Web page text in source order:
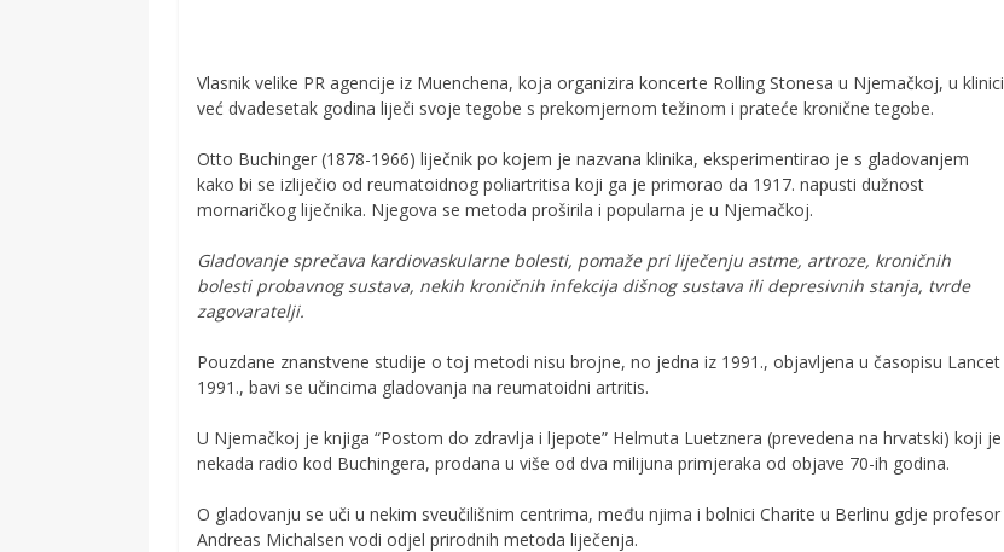
Vlasnik velike PR agencije iz Muenchena, koja organizira koncerte Rolling Stonesa u Njemačkoj, u klinici
već dvadesetak godina liječi svoje tegobe s prekomjernom težinom i prateće kronične tegobe.
Otto Buchinger (1878-1966) liječnik po kojem je nazvana klinika, eksperimentirao je s gladovanjem
kako bi se izliječio od reumatoidnog poliartritisa koji ga je primorao da 1917. napusti dužnost
mornaričkog liječnika. Njegova se metoda proširila i popularna je u Njemačkoj.
Gladovanje sprečava kardiovaskularne bolesti, pomaže pri liječenju astme, artroze, kroničnih
bolesti probavnog sustava, nekih kroničnih infekcija dišnog sustava ili depresivnih stanja, tvrde
zagovaratelji.
Pouzdane znanstvene studije o toj metodi nisu brojne, no jedna iz 1991., objavljena u časopisu Lancet
1991., bavi se učincima gladovanja na reumatoidni artritis.
U Njemačkoj je knjiga “Postom do zdravlja i ljepote” Helmuta Luetznera (prevedena na hrvatski) koji je
nekada radio kod Buchingera, prodana u više od dva milijuna primjeraka od objave 70-ih godina.
O gladovanju se uči u nekim sveučilišnim centrima, među njima i bolnici Charite u Berlinu gdje profesor
Andreas Michalsen vodi odjel prirodnih metoda liječenja.